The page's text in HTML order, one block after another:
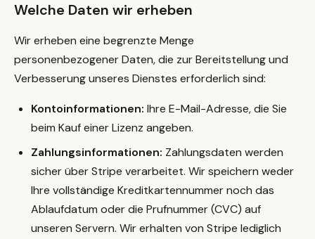
Welche Daten wir erheben
Wir erheben eine begrenzte Menge
personenbezogener Daten, die zur Bereitstellung und
Verbesserung unseres Dienstes erforderlich sind:
Kontoinformationen: Ihre E-Mail-Adresse, die Sie
beim Kauf einer Lizenz angeben.
Zahlungsinformationen: Zahlungsdaten werden
sicher über Stripe verarbeitet. Wir speichern weder
Ihre vollständige Kreditkartennummer noch das
Ablaufdatum oder die Prufnummer (CVC) auf
unseren Servern. Wir erhalten von Stripe lediglich